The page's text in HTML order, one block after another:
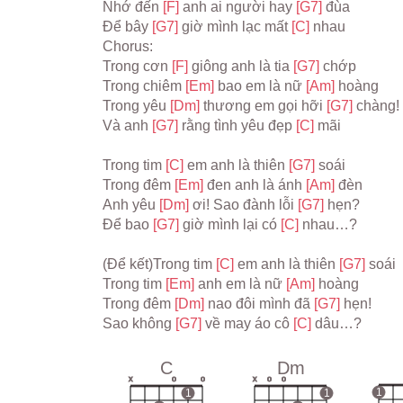
Nhớ đến [F] anh ai người hay [G7] đùa
Để bây [G7] giờ mình lạc mất [C] nhau
Chorus:
Trong cơn [F] giông anh là tia [G7] chớp
Trong chiêm [Em] bao em là nữ [Am] hoàng
Trong yêu [Dm] thương em gọi hỡi [G7] chàng!
Và anh [G7] rằng tình yêu đẹp [C] mãi
Trong tim [C] em anh là thiên [G7] soái
Trong đêm [Em] đen anh là ánh [Am] đèn
Anh yêu [Dm] ơi! Sao đành lỗi [G7] hẹn?
Để bao [G7] giờ mình lại có [C] nhau…?
(Để kết)Trong tim [C] em anh là thiên [G7] soái
Trong tim [Em] anh em là nữ [Am] hoàng
Trong đêm [Dm] nao đôi mình đã [G7] hẹn!
Sao không [G7] về may áo cô [C] dâu…?
C
x o
1
o
Dm
x o o
1 1